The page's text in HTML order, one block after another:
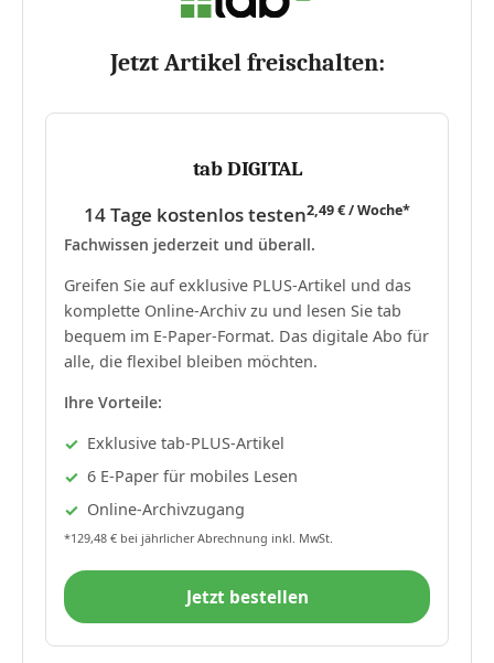
Jetzt Artikel freischalten:
tab DIGITAL
14 Tage kostenlos testen2,49 € / Woche*
Fachwissen jederzeit und überall.
Greifen Sie auf exklusive PLUS-Artikel und das
komplette Online-Archiv zu und lesen Sie tab
bequem im E-Paper-Format. Das digitale Abo für
alle, die flexibel bleiben möchten.
Ihre Vorteile:
Exklusive tab-PLUS-Artikel
6 E-Paper für mobiles Lesen
Online-Archivzugang
*129,48 € bei jährlicher Abrechnung inkl. MwSt.
Jetzt bestellen